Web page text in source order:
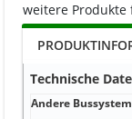
weitere Produkte
Technische
Andere